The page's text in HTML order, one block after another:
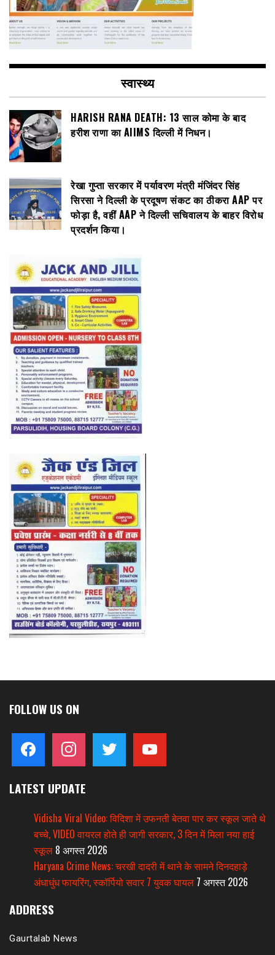
स्वास्थ्य
HARISH RANA DEATH: 13 साल कोमा के बाद
हरीश राणा का AIIMS दिल्ली में निधन।
रेखा गुप्ता सरकार में पर्यावरण मंत्री मंजिंदर सिंह
सिरसा ने दिल्ली के प्रदूषण संकट का ठीकरा AAP पर
फोड़ा है, वहीं AAP ने दिल्ली सचिवालय के बाहर विरोध
प्रदर्शन किया।
FOLLOW US ON
facebook instagram twitter youtube
LATEST UPDATE
Vidisha Viral Video: विदिशा में उफनती बेतवा पार कर स्कूल जाते थे
बच्चे, VIDEO वायरल होते ही जागी सरकार, 3 दिन में मिला नया हाई
स्कूल 8 अगस्त 2026
Haryana Crime News: चरखी दादरी में थाने के सामने दिनदहाड़े
अंधाधुंध फायरिंग, स्कॉर्पियो सवार 7 युवक घायल 7 अगस्त 2026
ADDRESS
Gaurtalab News